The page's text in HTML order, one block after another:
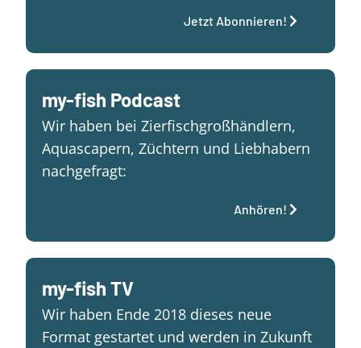
Jetzt Abonnieren!
my-fish Podcast
Wir haben bei Zierfischgroßhändlern,
Aquascapern, Züchtern und Liebhabern
nachgefragt:
Anhören!
my-fish TV
Wir haben Ende 2018 dieses neue
Format gestartet und werden in Zukunft